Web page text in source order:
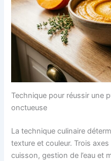
Technique pour réussir une
onctueuse
La technique culinaire
texture et couleur. Trois
cuisson, gestion de l’eau et